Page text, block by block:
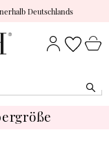
Deutschlands